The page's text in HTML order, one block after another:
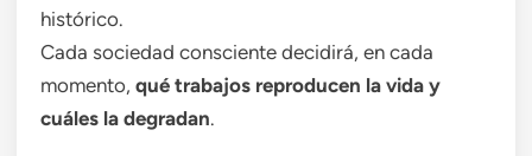
histórico.
Cada sociedad consciente decidirá, en cada
momento, qué trabajos reproducen la vida y
cuáles la degradan.